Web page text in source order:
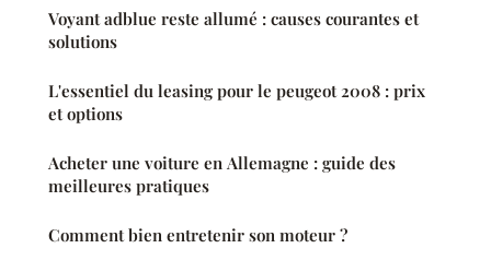
Voyant adblue reste allumé : causes courantes et
solutions
L'essentiel du leasing pour le peugeot 2008 : prix
et options
Acheter une voiture en Allemagne : guide des
meilleures pratiques
Comment bien entretenir son moteur ?